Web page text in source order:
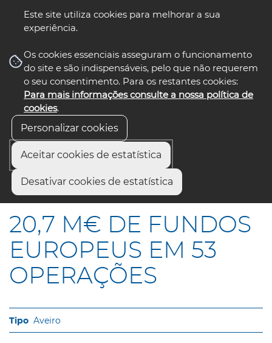
Este site utiliza cookies para melhorar a sua
experiência.
Os cookies essenciais asseguram o funcionamento
do site e são indispensáveis, pelo que não requerem
o seu consentimento. Para os restantes cookies:
Para mais informações consulte a nossa política de
cookies.
Personalizar cookies
Aceitar cookies de estatística
Desativar cookies de estatística
nos select language
Início
20,7 M€ DE FUNDOS EUROPEUS EM 53 OPERAÇÕES
20,7 M€ DE FUNDOS
EUROPEUS EM 53
OPERAÇÕES
Aveiro